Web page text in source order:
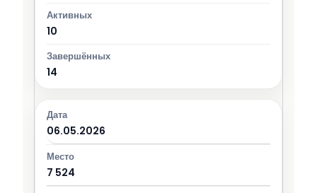
10
14
06.05.2026
7 524